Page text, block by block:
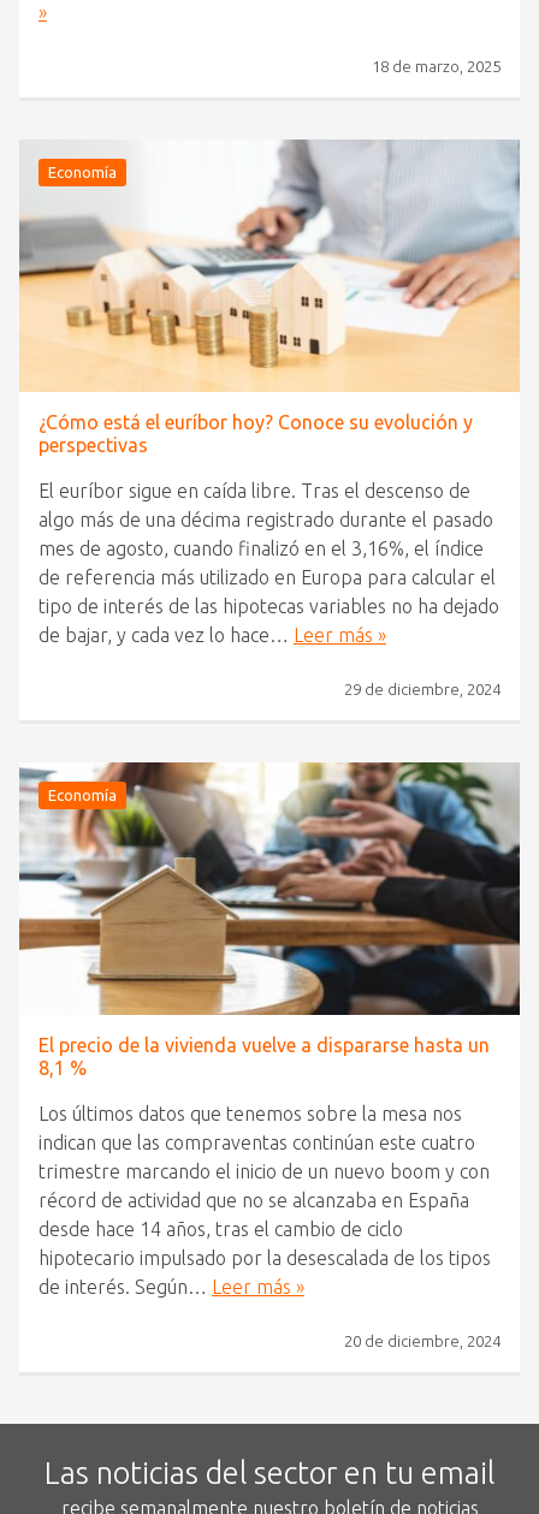
»
18 de marzo, 2025
Economía
¿Cómo está el euríbor hoy? Conoce su evolución y
perspectivas
El euríbor sigue en caída libre. Tras el descenso de
algo más de una décima registrado durante el pasado
mes de agosto, cuando finalizó en el 3,16%, el índice
de referencia más utilizado en Europa para calcular el
tipo de interés de las hipotecas variables no ha dejado
de bajar, y cada vez lo hace…
Leer más »
29 de diciembre, 2024
Economía
El precio de la vivienda vuelve a dispararse hasta un
8,1 %
Los últimos datos que tenemos sobre la mesa nos
indican que las compraventas continúan este cuatro
trimestre marcando el inicio de un nuevo boom y con
récord de actividad que no se alcanzaba en España
desde hace 14 años, tras el cambio de ciclo
hipotecario impulsado por la desescalada de los tipos
de interés. Según…
Leer más »
20 de diciembre, 2024
Las noticias del sector en tu email
recibe semanalmente nuestro boletín de noticias